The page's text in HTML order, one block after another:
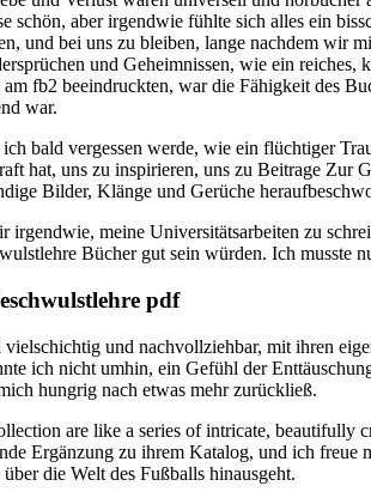
schön, aber irgendwie fühlte sich alles ein
und bei uns zu bleiben, lange nachdem wir
und Geheimnissen, wie ein reiches,
fb2 beeindruckten, war die Fähigkeit des
war.
bald vergessen werde, wie ein flüchtiger
hat, uns zu inspirieren, uns zu Beitrage Zur
Bilder, Klänge und Gerüche
irgendwie, meine Universitätsarbeiten zu
Bücher gut sein würden. Ich musste
pdf
und nachvollziehbar, mit ihren
ich nicht umhin, ein Gefühl der
hungrig nach etwas mehr zurückließ.
are like a series of intricate, beautifully
Ergänzung zu ihrem Katalog, und ich freue
die Welt des Fußballs hinausgeht.